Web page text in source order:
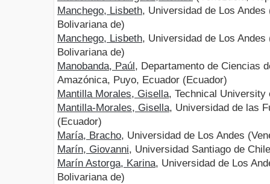
Manchego, Lisbeth, Universidad de Los
Bolivariana de)
Manchego, Lisbeth, Universidad de Los Andes
Bolivariana de)
Manobanda, Paúl , Departamento de Ciencias
Amazónica, Puyo, Ecuador (Ecuador)
Mantilla Morales, Gisella, Technical University
Mantilla-Morales, Gisella, Universidad de las
(Ecuador)
María, Bracho, Universidad de Los Andes
Marín, Giovanni, Universidad Santiago de
Marín Astorga, Karina, Universidad de Los
Bolivariana de)